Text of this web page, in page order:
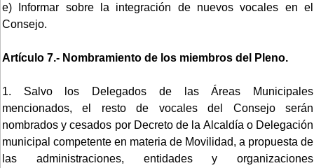
e) Informar sobre la integración de nuevos vocales en el
Consejo.
Artículo 7.- Nombramiento de los miembros del Pleno.
1. Salvo los Delegados de las Áreas Municipales
mencionados, el resto de vocales del Consejo serán
nombrados y cesados por Decreto de la Alcaldía o Delegación
municipal competente en materia de Movilidad, a propuesta de
las administraciones, entidades y organizaciones